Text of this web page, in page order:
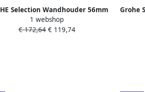
Selection Wandhouder 56mm
graphite geborsteld (voor
zeepdispenser (41 028) of
1 webshop
€ 172,64€ 119,74
Grohe
en